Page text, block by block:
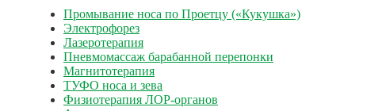
Промывание носа по Проетцу («Кукушка»)
Электрофорез
Лазеротерапия
Пневмомассаж барабанной перепонки
Магнитотерапия
ТУФО носа и зева
Физиотерапия ЛОР-органов